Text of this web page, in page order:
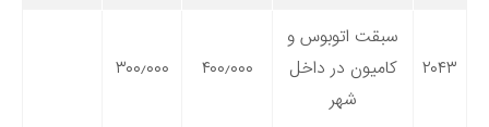
۲۰۴۳
سبقت اتوبوس و
کامیون در داخل
شهر
۴۰۰٫۰۰۰ ۳۰۰٫۰۰۰